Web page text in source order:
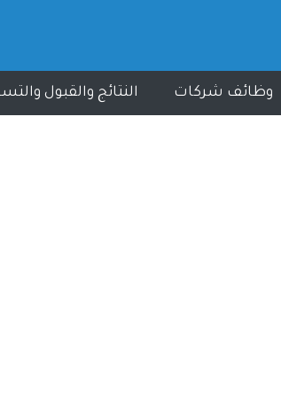
وظائف شركات النتائج والقبول